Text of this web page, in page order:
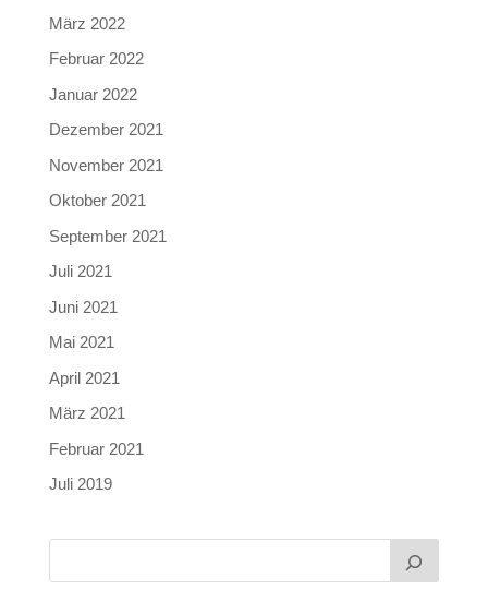
März 2022
Februar 2022
Januar 2022
Dezember 2021
November 2021
Oktober 2021
September 2021
Juli 2021
Juni 2021
Mai 2021
April 2021
März 2021
Februar 2021
Juli 2019